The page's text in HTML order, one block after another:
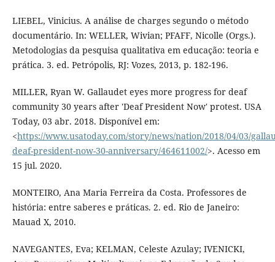
LIEBEL, Vinicius. A análise de charges segundo o método
documentário. In: WELLER, Wivian; PFAFF, Nicolle (Orgs.).
Metodologias da pesquisa qualitativa em educação: teoria e
prática. 3. ed. Petrópolis, RJ: Vozes, 2013, p. 182-196.
MILLER, Ryan W. Gallaudet eyes more progress for deaf
community 30 years after 'Deaf President Now' protest. USA
Today, 03 abr. 2018. Disponível em:
<https://www.usatoday.com/story/news/nation/2018/04/03/
deaf-president-now-30-anniversary/464611002/>. Acesso em
15 jul. 2020.
MONTEIRO, Ana Maria Ferreira da Costa. Professores de
história: entre saberes e práticas. 2. ed. Rio de Janeiro:
Mauad X, 2010.
NAVEGANTES, Eva; KELMAN, Celeste Azulay; IVENICKI,